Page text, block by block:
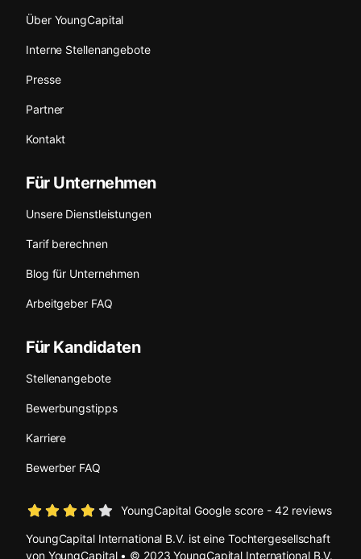
Über YoungCapital
Interne Stellenangebote
Presse
Partner
Kontakt
Für Unternehmen
Unsere Dienstleistungen
Tarif berechnen
Blog für Unternehmen
Arbeitgeber FAQ
Für Kandidaten
Stellenangebote
Bewerbungstipps
Karriere
Bewerber FAQ
YoungCapital Google score - 42 reviews
YoungCapital International B.V. ist eine Tochtergesellschaft
von YoungCapital • © 2023 YoungCapital International B.V.